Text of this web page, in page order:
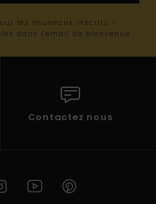
les nouveaux inscrits -
dans l'email de bienvenue
Contactez nous